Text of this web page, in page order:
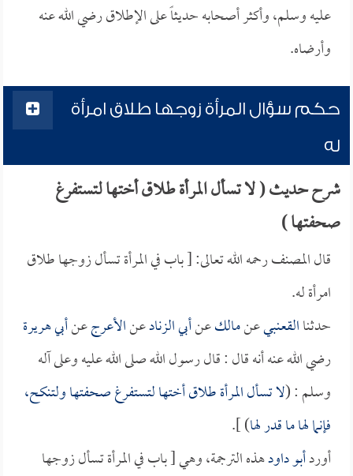
عليه وسلم، وأكثر أصحابه حديثاً على الإطلاق رضي الله عنه
وأرضاه.
حكم سؤال المرأة زوجها طلاق امرأة
له
شرح حديث ( لا تسأل المرأة طلاق أختها لتستفرغ
صحفتها )
قال المصنف رحمه الله تعالى: [ باب في المرأة تسأل زوجها طلاق
امرأة له.
حدثناالقعنبيعنمالكعنأبي الزنادعنالأعرجعنأبي هريرة
رضي الله عنه أنه قال : قال رسول الله صلى الله عليه وعلى آله
وسلم : (لا تسأل المرأة طلاق أختها لتستفرغ صحفتها ولتنكح،
فإنما لها ما قدر لها) ].
أوردأبو داودهذه الترجمة، وهي [ باب في المرأة تسأل زوجها